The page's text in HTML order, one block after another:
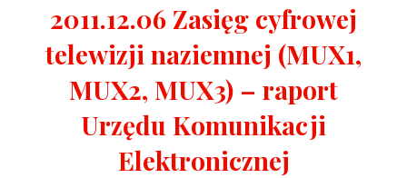
2011.12.06 Zasięg cyfrowej
telewizji naziemnej (MUX1,
MUX2, MUX3) – raport
Urzędu Komunikacji
Elektronicznej